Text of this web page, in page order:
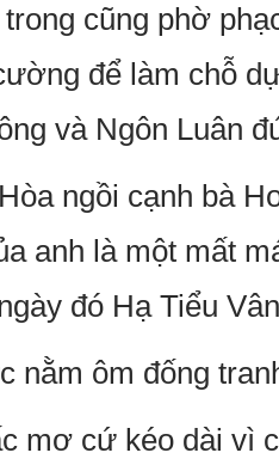
cũng phờ
để làm chỗ
và Ngôn Luân
ngồi cạnh bà
anh là một mất
đó Hạ Tiểu
nằm ôm đống
mơ cứ kéo dài vì